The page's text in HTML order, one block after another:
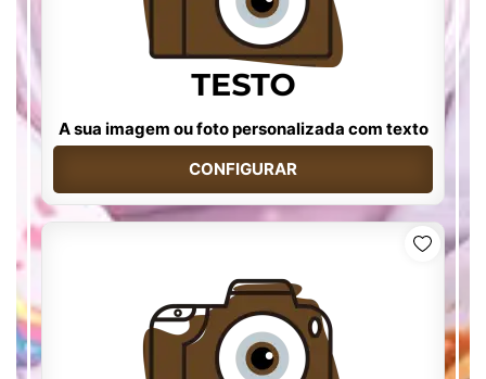
A sua imagem ou foto personalizada com texto
CONFIGURAR